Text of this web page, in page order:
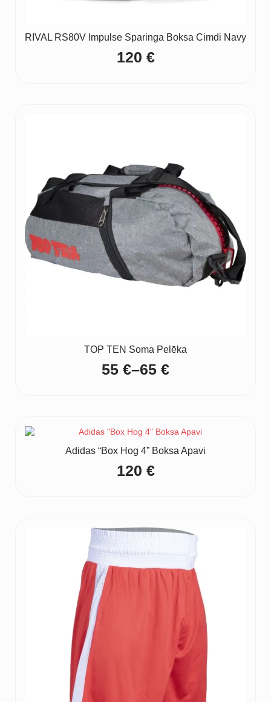
RIVAL RS80V Impulse Sparinga Boksa Cimdi Navy
120 €
TOP TEN Soma Pelēka
55 €–65 €
Price
through
65 €
Adidas “Box Hog 4” Boksa Apavi
120 €